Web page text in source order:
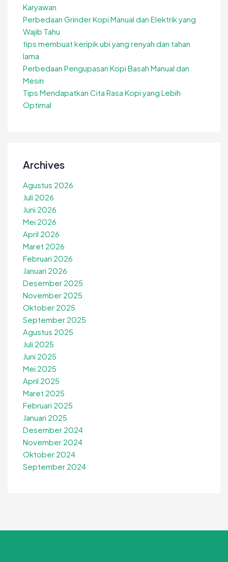
Karyawan
Perbedaan Grinder Kopi Manual dan Elektrik yang
Wajib Tahu
tips membuat keripik ubi yang renyah dan tahan
lama
Perbedaan Pengupasan Kopi Basah Manual dan
Mesin
Tips Mendapatkan Cita Rasa Kopi yang Lebih
Optimal
Archives
Agustus 2026
Juli 2026
Juni 2026
Mei 2026
April 2026
Maret 2026
Februari 2026
Januari 2026
Desember 2025
November 2025
Oktober 2025
September 2025
Agustus 2025
Juli 2025
Juni 2025
Mei 2025
April 2025
Maret 2025
Februari 2025
Januari 2025
Desember 2024
November 2024
Oktober 2024
September 2024